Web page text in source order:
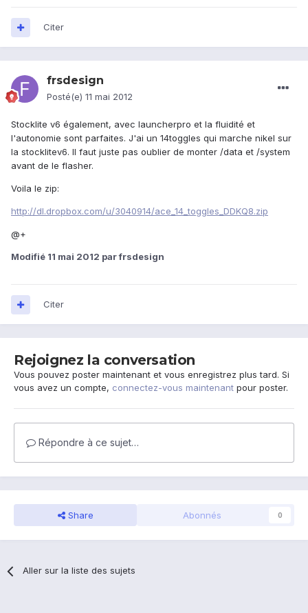
Citer
frsdesign
Posté(e) 11 mai 2012
Stocklite v6 également, avec launcherpro et la fluidité et
l'autonomie sont parfaites. J'ai un 14toggles qui marche nikel sur
la stocklitev6. Il faut juste pas oublier de monter /data et /system
avant de le flasher.
Voila le zip:
http://dl.dropbox.com/u/3040914/ace_14_toggles_DDKQ8.zip
@+
Modifié 11 mai 2012 par frsdesign
Citer
Rejoignez la conversation
Vous pouvez poster maintenant et vous enregistrez plus tard. Si
vous avez un compte, connectez-vous maintenant pour poster.
Répondre à ce sujet…
Share Abonnés 0
Aller sur la liste des sujets